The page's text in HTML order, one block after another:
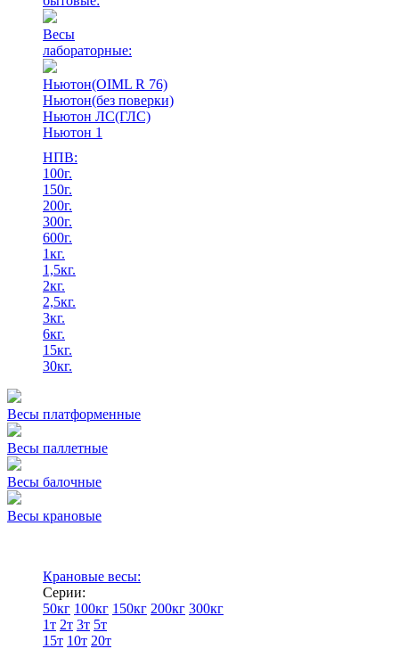
Весы
лабораторные:
Ньютон(OIML R 76)
Ньютон(без поверки)
Ньютон ЛС(ГЛС)
Ньютон 1
НПВ:
100г.
150г.
200г.
300г.
600г.
1кг.
1,5кг.
2кг.
2,5кг.
3кг.
6кг.
15кг.
30кг.
Весы платформенные
Весы паллетные
Весы балочные
Весы крановые
Крановые весы:
Серии:
50кг 100кг 150кг 200кг 300кг
1т 2т 3т 5т
15т 10т 20т